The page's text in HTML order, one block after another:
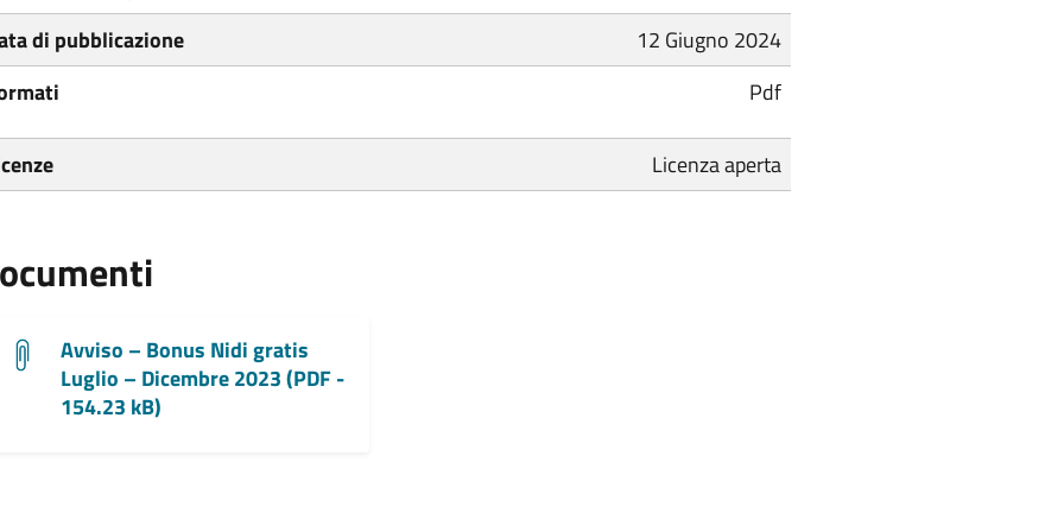
di pubblicazione
12 Giugno 2024
Pdf
Licenza aperta
Avviso – Bonus Nidi gratis
Luglio – Dicembre 2023 (PDF -
154.23 kB)